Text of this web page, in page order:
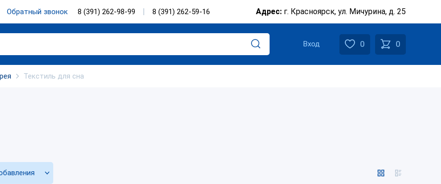
Обратный звонок 8 (391) 262-98-99 8 (391) 262-59-16 Адрес: г. Красноярск, ул. Мичурина, д. 25
Вход 0 0
Текстиль для сна